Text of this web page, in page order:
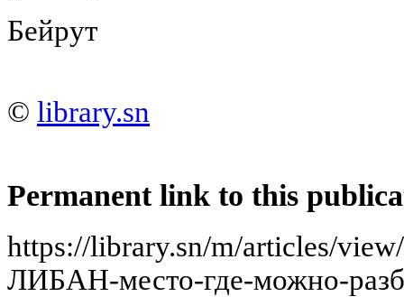
Бейрут
© library.sn
Permanent link to this
https://library.sn/m/articles/
ЛИБАН-место-где-можно-